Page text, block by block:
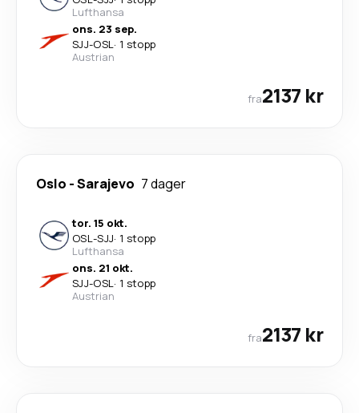
Lufthansa
ons. 23 sep.
SJJ-OSL· 1 stopp
Austrian
fra2137 kr
Oslo -Sarajevo 7 dager
tor. 15 okt.
OSL-SJJ· 1 stopp
Lufthansa
ons. 21 okt.
SJJ-OSL· 1 stopp
Austrian
fra2137 kr